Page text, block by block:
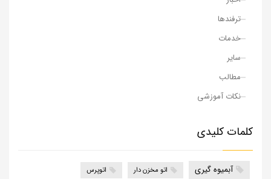
ترفندها
خدمات
سایر
مطالب
نکات آموزشی
کلمات کلیدی
آبمیوه گیری اتو مخزن دار اتوپرس